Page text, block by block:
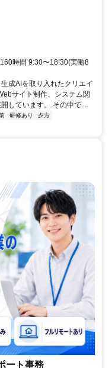
時間 9:30〜18:30(実働8
成AIを取り入れたクリエイ
サイト制作、システム関
しています。 その中で...
研修あり
夕方
ート事務